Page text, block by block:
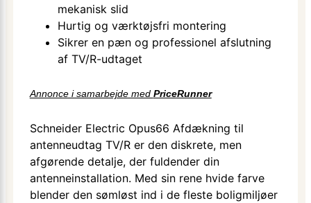
mekanisk slid
Hurtig og værktøjsfri montering
Sikrer en pæn og professionel afslutning
af TV/R-udtaget
Annonce i samarbejde med PriceRunner
Schneider Electric Opus66 Afdækning til
antenneudtag TV/R er den diskrete, men
afgørende detalje, der fuldender din
antenneinstallation. Med sin rene hvide farve
blender den sømløst ind i de fleste boligmiljøer